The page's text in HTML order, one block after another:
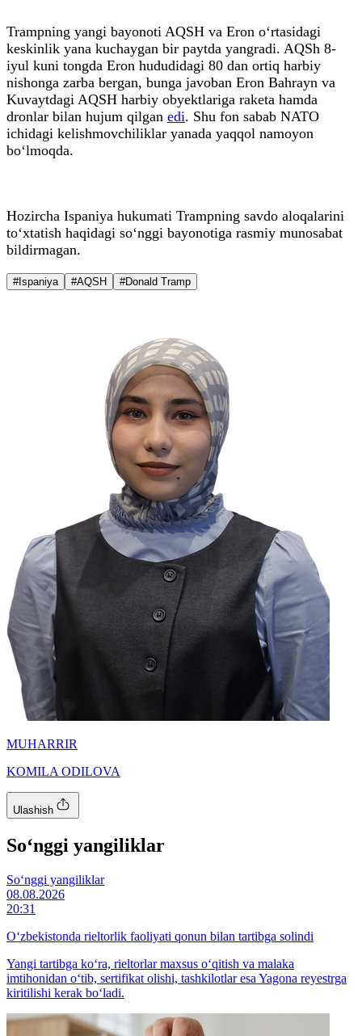
Trampning yangi bayonoti AQSH va Eron o‘rtasidagi
keskinlik yana kuchaygan bir paytda yangradi. AQSh 8-
iyul kuni tongda Eron hududidagi 80 dan ortiq harbiy
nishonga zarba bergan, bunga javoban Eron Bahrayn va
Kuvaytdagi AQSH harbiy obyektlariga raketa hamda
dronlar bilan hujum qilgan edi. Shu fon sabab NATO
ichidagi kelishmovchiliklar yanada yaqqol namoyon
bo‘lmoqda.
Hozircha Ispaniya hukumati Trampning savdo aloqalarini
to‘xtatish haqidagi so‘nggi bayonotiga rasmiy munosabat
bildirmagan.
#Ispaniya #AQSH #Donald Tramp
MUHARRIR
KOMILA ODILOVA
Ulashish
So‘nggi yangiliklar
So‘nggi yangiliklar
08.08.2026
20:31
O‘zbekistonda rieltorlik faoliyati qonun bilan tartibga solindi
Yangi tartibga ko‘ra, rieltorlar maxsus o‘qitish va malaka
imtihonidan o‘tib, sertifikat olishi, tashkilotlar esa Yagona reyestrga
kiritilishi kerak bo‘ladi.